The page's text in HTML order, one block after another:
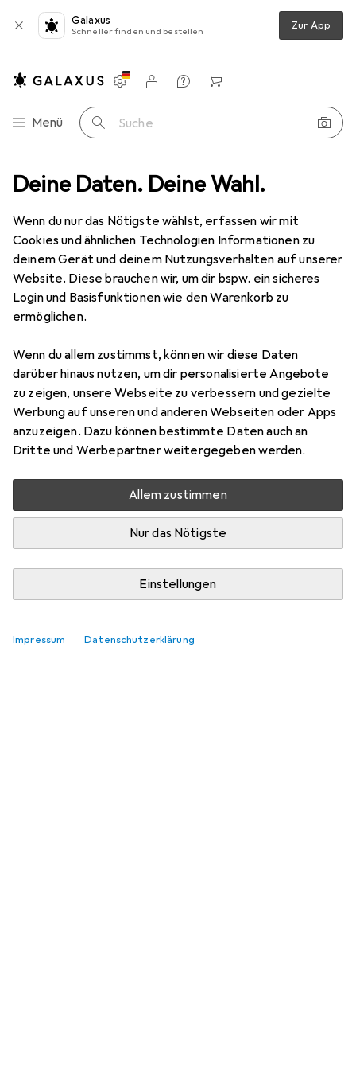
Deine Daten. Deine Wahl.
Wenn du nur das Nötigste wählst, erfassen wir mit
Cookies und ähnlichen Technologien Informationen zu
deinem Gerät und deinem Nutzungsverhalten auf unserer
Website. Diese brauchen wir, um dir bspw. ein sicheres
Login und Basisfunktionen wie den Warenkorb zu
ermöglichen.
Wenn du allem zustimmst, können wir diese Daten
darüber hinaus nutzen, um dir personalisierte Angebote
zu zeigen, unsere Webseite zu verbessern und gezielte
Werbung auf unseren und anderen Webseiten oder Apps
anzuzeigen. Dazu können bestimmte Daten auch an
Dritte und Werbepartner weitergegeben werden.
Allem zustimmen
Nur das Nötigste
Einstellungen
Impressum Datenschutzerklärung
Galaxus
Schneller finden und bestellen Zur App
Navigation nach Kategorien
Menü Suche
Einstellungen
Kundenkonto
Vergleichslisten
Merklisten
Warenkorb
Bilderrahmen Atmosphera 193148
Atmosphera 193148
44 x 31 cm
Zubehör für Atmosphera 193148
Hier findest du passendes Zubehör zum Produkt
Atmosphera 193148.
Relevanz
Produktliste
Keine Produkte gefunden